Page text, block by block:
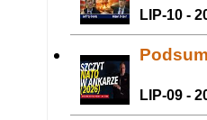
LIP-10 -
LIP-09 -